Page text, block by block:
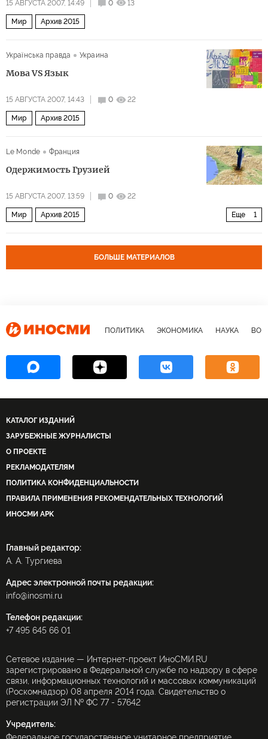
15 АВГУСТА 2007, 14:49 0 13
Мир Архив 2015
Українська правда Украина
Мова VS Язык
15 АВГУСТА 2007, 14:43 0 22
Мир Архив 2015
Le Monde Франция
Одержимость Грузией
15 АВГУСТА 2007, 13:59 0 22
Еще 1
Мир Архив 2015
БОЛЬШЕ МАТЕРИАЛОВ
ПОЛИТИКА ЭКОНОМИКА НАУКА
КАТАЛОГ ИЗДАНИЙ
ЗАРУБЕЖНЫЕ ЖУРНАЛИСТЫ
О ПРОЕКТЕ
РЕКЛАМОДАТЕЛЯМ
ПОЛИТИКА КОНФИДЕНЦИАЛЬНОСТИ
ПРАВИЛА ПРИМЕНЕНИЯ РЕКОМЕНДАТЕЛЬНЫХ ТЕХНОЛОГИЙ
ИНОСМИ APK
Главный редактор:
А. А. Тургиева
Адрес электронной почты редакции:
info@inosmi.ru
Телефон редакции:
+7 495 645 66 01
Сетевое издание — Интернет-проект ИноСМИ.RU
зарегистрировано в Федеральной службе по надзору в сфере
связи, информационных технологий и массовых коммуникаций
(Роскомнадзор) 08 апреля 2014 года. Свидетельство о
регистрации ЭЛ № ФС 77 - 57642
Учредитель: